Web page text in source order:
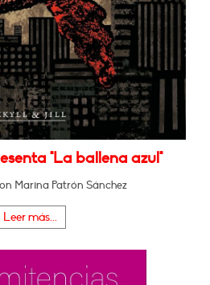
"La ballena azul"
Marina Patrón Sánchez
Leer más...